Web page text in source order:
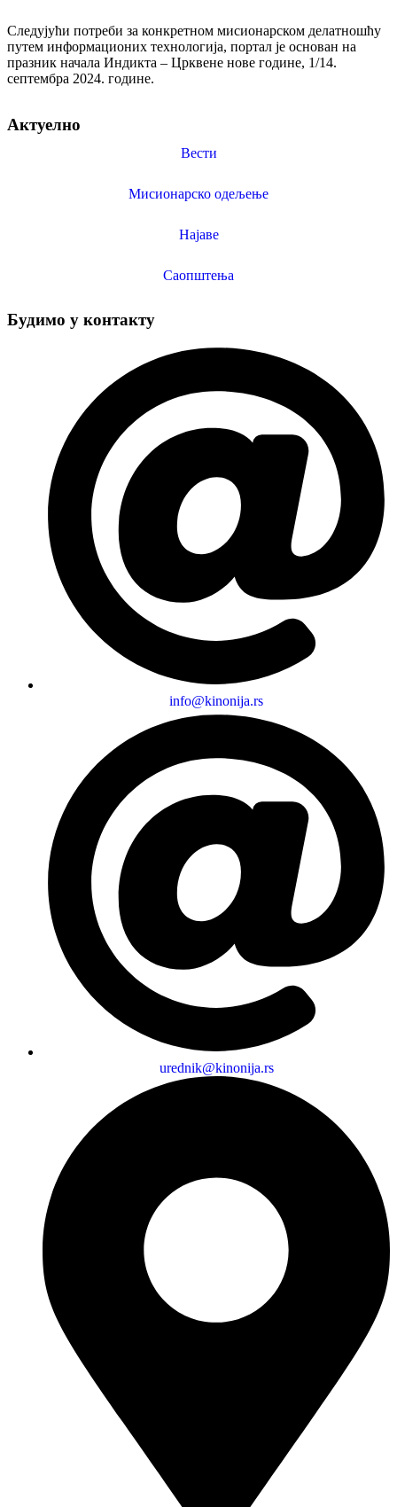
Следујући потреби за конкретном мисионарском делатношћу
путем информационих технологија, портал је основан на
празник начала Индикта – Црквене нове године, 1/14.
септембра 2024. године.
Актуелно
Вести
Мисионарско одељење
Најаве
Саопштења
Будимо у контакту
info@kinonija.rs
urednik@kinonija.rs